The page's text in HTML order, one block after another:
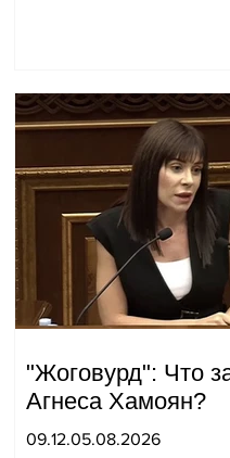
"Жоговурд": Что
Агнеса Хамоян?
09.12.05.08.2026